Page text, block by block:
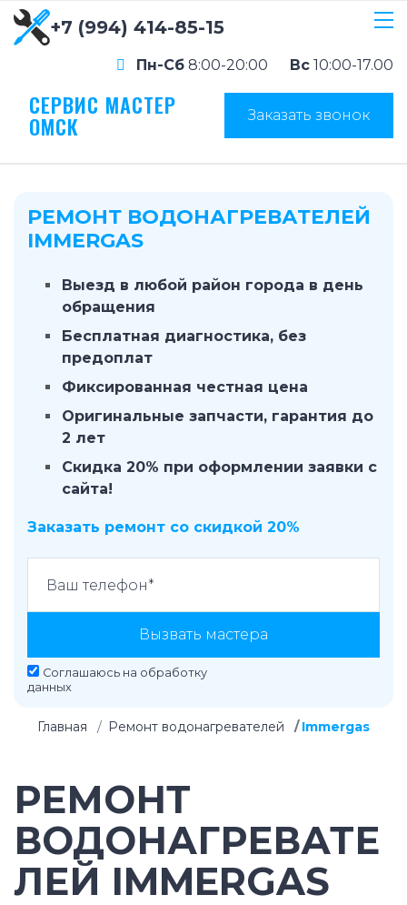
+7 (994) 414-85-15
Пн-Сб 8:00-20:00 Вс 10:00-17.00
СЕРВИС МАСТЕР
ОМСК Заказать звонок
РЕМОНТ ВОДОНАГРЕВАТЕЛЕЙ
IMMERGAS
Выезд в любой район города в день
обращения
Бесплатная диагностика, без
предоплат
Фиксированная честная цена
Оригинальные запчасти, гарантия до
2 лет
Скидка 20% при оформлении заявки с
сайта!
Заказать ремонт со скидкой 20%
Вызвать мастера
Соглашаюсь на обработку
данных
Главная Ремонт водонагревателей Immergas
РЕМОНТ
ВОДОНАГРЕВАТЕ
ЛЕЙ IMMERGAS